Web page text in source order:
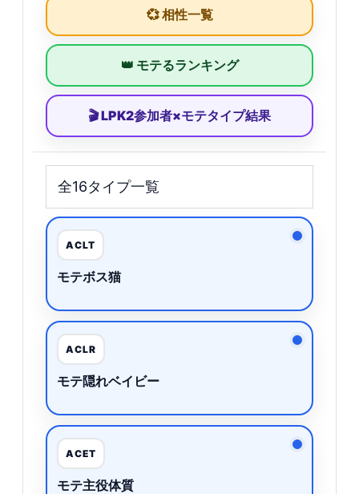
💞 相性一覧
👑 モテるランキング
🎬 LPK2参加者×モテタイプ結果
全16タイプ一覧
ACLT
モテボス猫
ACLR
モテ隠れベイビー
ACET
モテ主役体質